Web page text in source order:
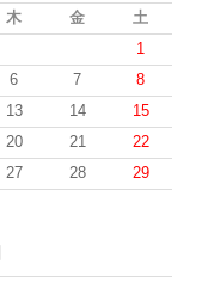
木 金
土
1
6 7
8
13 14
15
20 21
22
27 28
29